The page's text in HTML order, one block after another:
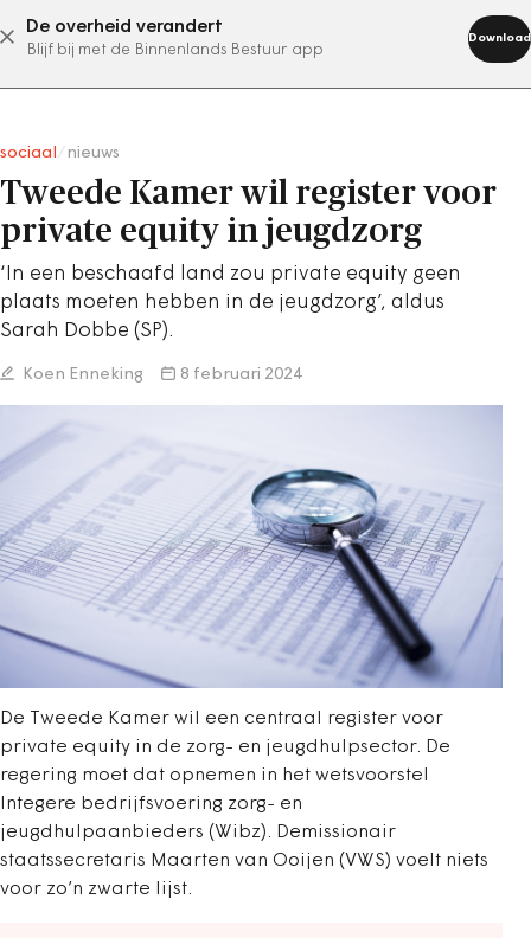
De overheid verandert
Blijf bij met de Binnenlands Bestuur app
Download
abonneer nu
sociaal nieuws
Tweede Kamer wil register voor
private equity in jeugdzorg
‘In een beschaafd land zou private equity geen
plaats moeten hebben in de jeugdzorg’, aldus
Sarah Dobbe (SP).
Koen Enneking 8 februari 2024
De Tweede Kamer wil een centraal register voor
private equity in de zorg- en jeugdhulpsector. De
regering moet dat opnemen in het wetsvoorstel
Integere bedrijfsvoering zorg- en
jeugdhulpaanbieders (Wibz). Demissionair
staatssecretaris Maarten van Ooijen (VWS) voelt niets
voor zo’n zwarte lijst.